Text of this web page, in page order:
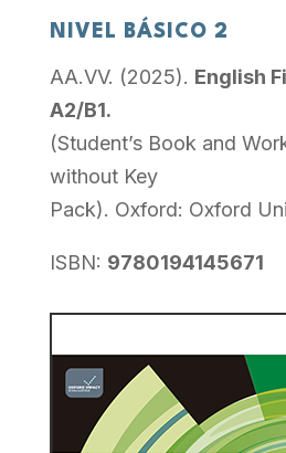
NIVEL BÁSICO 2
AA.VV. (2025). English
A2/B1.
(Student’s Book and
without Key
Pack). Oxford: Oxford
ISBN: 9780194145671